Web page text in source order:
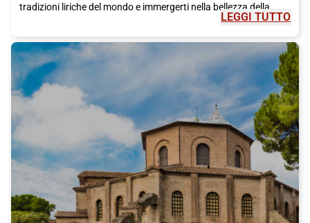
tradizioni liriche del mondo e immergerti nella bellezza della
di moda e design. Il quadrilatero della Moda è il regno dello
shopping di lusso, con via Montenapoleone, via Manzoni, via
della Spiga e Corso Venezia che sono solo alcune delle vie più
famose e affascinanti in cui immergersi in un'esperienza di
shopping unica.
Per gli amanti del design, la settimana del design di Milano è un
evento imperdibile. Durante questa manifestazione, i quartieri di
Brera e Tortona si animano con mostre ed eventi fuori dal
comune, evidenziando il meglio della creatività e
dell'innovazione milanese.
Ma Milano è anche una città che sa sorprendere con la sua
arte. L'Ultima Cena di Leonardo da Vinci è uno dei capolavori
più celebri e potrai ammirarlo presso il convento di Santa Maria
delle Grazie. La Pinacoteca di Brera, la Triennale e la
LEGGI TUTTO